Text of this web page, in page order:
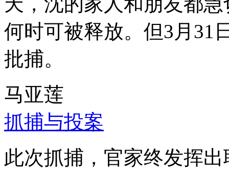
何时可被释放。但3月31
批捕。
马亚莲
抓捕与投案
此次抓捕，官家终发挥